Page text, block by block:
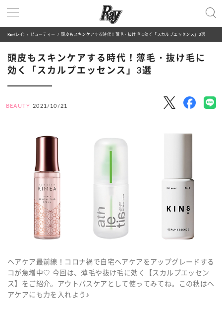
Ray(レイ) ビューティー 頭皮もスキンケアする時代！薄毛・抜け毛に効く「スカルプエッセンス」3選
頭皮もスキンケアする時代！薄毛・抜け毛に
効く「スカルプエッセンス」3選
BEAUTY 2021/10/21
ヘアケア最前線！コロナ禍で自宅ヘアケアをアップグレードする
コが急増中♡ 今回は、薄毛や抜け毛に効く【スカルプエッセン
ス】をご紹介。アウトバスケアとして使ってみてね。この秋はヘ
アケアにも力を入れよう♪